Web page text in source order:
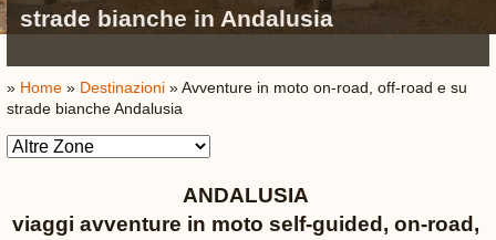
strade bianche in Andalusia
» Home» Destinazioni» Avventure in moto on-road, off-road e su
strade bianche Andalusia
ANDALUSIA
viaggi avventure in moto self-guided, on-road,